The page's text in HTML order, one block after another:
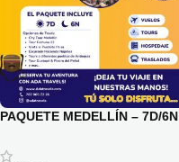
PAQUETE MEDELLÍN – 7D/6N